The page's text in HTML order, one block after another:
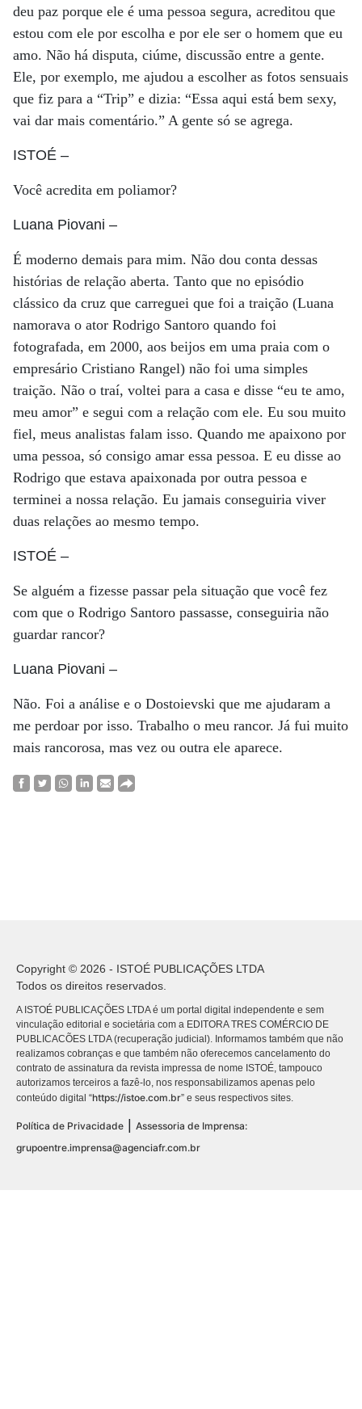
deu paz porque ele é uma pessoa segura, acreditou que
estou com ele por escolha e por ele ser o homem que eu
amo. Não há disputa, ciúme, discussão entre a gente.
Ele, por exemplo, me ajudou a escolher as fotos sensuais
que fiz para a “Trip” e dizia: “Essa aqui está bem sexy,
vai dar mais comentário.” A gente só se agrega.
ISTOÉ –
Você acredita em poliamor?
Luana Piovani –
É moderno demais para mim. Não dou conta dessas
histórias de relação aberta. Tanto que no episódio
clássico da cruz que carreguei que foi a traição (Luana
namorava o ator Rodrigo Santoro quando foi
fotografada, em 2000, aos beijos em uma praia com o
empresário Cristiano Rangel) não foi uma simples
traição. Não o traí, voltei para a casa e disse “eu te amo,
meu amor” e segui com a relação com ele. Eu sou muito
fiel, meus analistas falam isso. Quando me apaixono por
uma pessoa, só consigo amar essa pessoa. E eu disse ao
Rodrigo que estava apaixonada por outra pessoa e
terminei a nossa relação. Eu jamais conseguiria viver
duas relações ao mesmo tempo.
ISTOÉ –
Se alguém a fizesse passar pela situação que você fez
com que o Rodrigo Santoro passasse, conseguiria não
guardar rancor?
Luana Piovani –
Não. Foi a análise e o Dostoievski que me ajudaram a
me perdoar por isso. Trabalho o meu rancor. Já fui muito
mais rancorosa, mas vez ou outra ele aparece.
Copyright © 2026 - ISTOÉ PUBLICAÇÕES LTDA
Todos os direitos reservados.
A ISTOÉ PUBLICAÇÕES LTDA é um portal digital independente e sem
vinculação editorial e societária com a EDITORA TRES COMÉRCIO DE
PUBLICACÕES LTDA (recuperação judicial). Informamos também que não
realizamos cobranças e que também não oferecemos cancelamento do
contrato de assinatura da revista impressa de nome ISTOÉ, tampouco
autorizamos terceiros a fazê-lo, nos responsabilizamos apenas pelo
conteúdo digital “https://istoe.com.br” e seus respectivos sites.
Política de Privacidade
Assessoria de Imprensa:
grupoentre.imprensa@agenciafr.com.br